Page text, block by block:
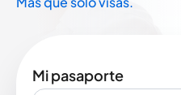
Mi pasaporte